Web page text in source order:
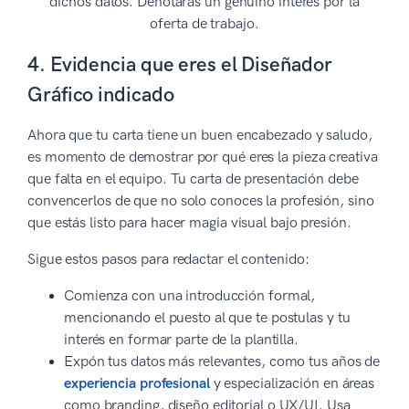
oferta de trabajo.
4. Evidencia que eres el Diseñador
Gráfico indicado
Ahora que tu carta tiene un buen encabezado y saludo,
es momento de demostrar por qué eres la pieza creativa
que falta en el equipo. Tu carta de presentación debe
convencerlos de que no solo conoces la profesión, sino
que estás listo para hacer magia visual bajo presión.
Sigue estos pasos para redactar el contenido:
Comienza con una introducción formal,
mencionando el puesto al que te postulas y tu
interés en formar parte de la plantilla.
Expón tus datos más relevantes, como tus años de
experiencia profesionaly especialización en áreas